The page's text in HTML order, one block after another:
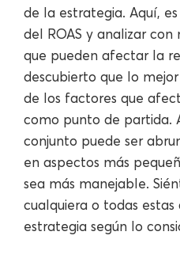
de la estrategia. Aquí,
del ROAS y analizar
que pueden afectar la
descubierto que lo
de los factores que
como punto de partida.
conjunto puede ser
en aspectos más
sea más manejable.
cualquiera o todas estas
estrategia según lo